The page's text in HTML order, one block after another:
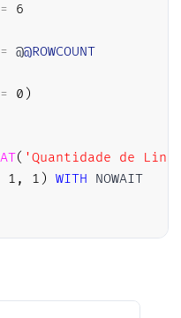
= 6
= @@ROWCOUNT
= 0 )
( 'Quantidade de
1 , 1 ) WITH NOWAIT